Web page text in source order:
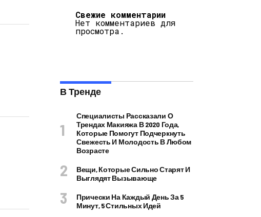
Свежие комментарии
Нет комментариев для
просмотра.
В Тренде
Специалисты Рассказали О
Трендах Макияжа В 2020 Года,
Которые Помогут Подчеркнуть
Свежесть И Молодость В Любом
Возрасте
Вещи, Которые Сильно Старят И
Выглядят Вызывающе
Прически На Каждый День За 5
Минут, 5 Стильных Идей